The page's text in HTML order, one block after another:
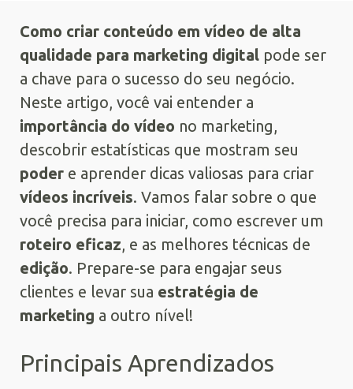
Como criar conteúdo em vídeo de alta
qualidade para marketing digital pode ser
a chave para o sucesso do seu negócio.
Neste artigo, você vai entender a
importância do vídeo no marketing,
descobrir estatísticas que mostram seu
poder e aprender dicas valiosas para criar
vídeos incríveis. Vamos falar sobre o que
você precisa para iniciar, como escrever um
roteiro eficaz, e as melhores técnicas de
edição. Prepare-se para engajar seus
clientes e levar sua estratégia de
marketing a outro nível!
Principais Aprendizados